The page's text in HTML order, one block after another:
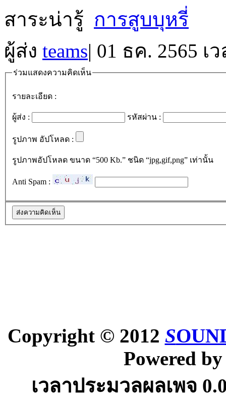
สาระน่ารู้ การสูบบุหรี่
ผู้ส่ง teams| 01 ธค. 2565 เ
ร่วมแสดงความคิดเห็น
รายละเอียด :
ผู้ส่ง : รหัสผ่าน :
รูปภาพ อัปโหลด :
รูปภาพอัปโหลด ขนาด “500 Kb.” ชนิด “jpg,gif,png” เท่านั้น
Anti Spam :
Copyright © 2012 S
Powered
เวลาประมวลผลเพจ